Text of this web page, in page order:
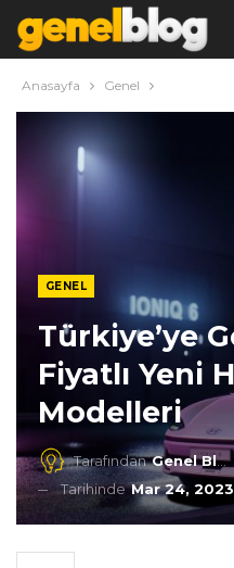
Anasayfa Genel
GENEL
Türkiye’ye
Fiyatlı Yeni
Modelleri
TarafındanGenel Blog
TarihindeMar 24, 2023